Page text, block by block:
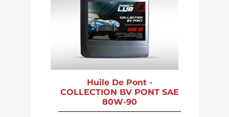
Huile De Pont -
COLLECTION BV PONT SAE
80W-90